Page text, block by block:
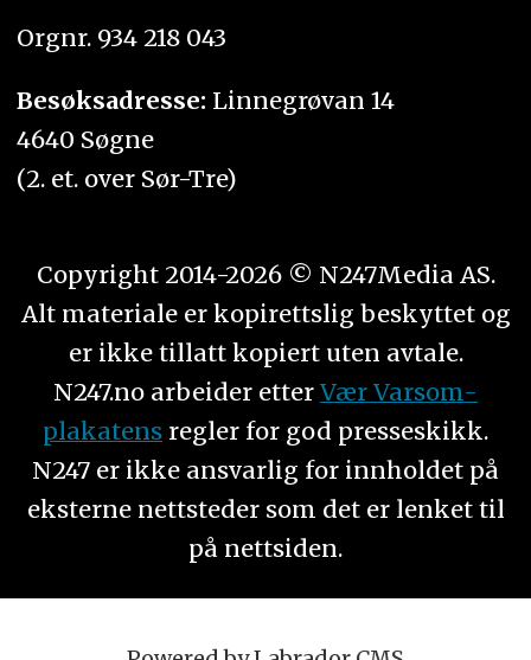
Orgnr. 934 218 043
Besøksadresse: Linnegrøvan 14
4640 Søgne
(2. et. over Sør-Tre)
Copyright 2014-2026 © N247Media AS.
Alt materiale er kopirettslig beskyttet og
er ikke tillatt kopiert uten avtale.
N247.no arbeider etter Vær Varsom-
plakatens regler for god presseskikk.
N247 er ikke ansvarlig for innholdet på
eksterne nettsteder som det er lenket til
på nettsiden.